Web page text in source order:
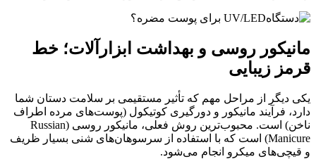
مانیکور روسی و بهداشت ابزارآلات؛ خط
قرمز زیبایی
یکی دیگر از مراحل مهم که تأثیر مستقیمی بر سلامت دستان شما
دارد، فرآیند مانیکور و دورگیری کوتیکول (پوست‌های مرده اطراف
ناخن) است. محبوب‌ترین روش فعلی، مانیکور روسی (Russian
Manicure) است که با استفاده از سرسوهان‌های شنی بسیار ظریف
و قیچی‌های میکرو انجام می‌شود.